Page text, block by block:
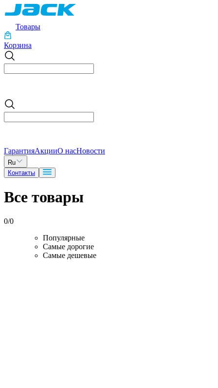
Товары
Корзина
ГарантияАкцииО насНовости
Ru
Контакты
Все товары
0/0
Популярные
Самые дорогие
Самые дешевые